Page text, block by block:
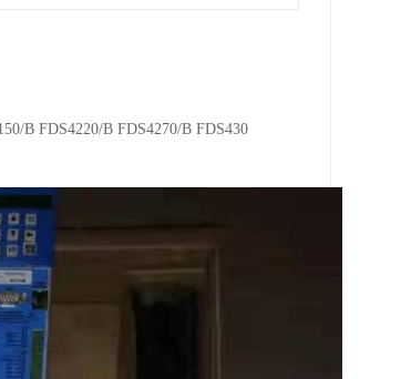
B FDS4220/B FDS4270/B FDS430